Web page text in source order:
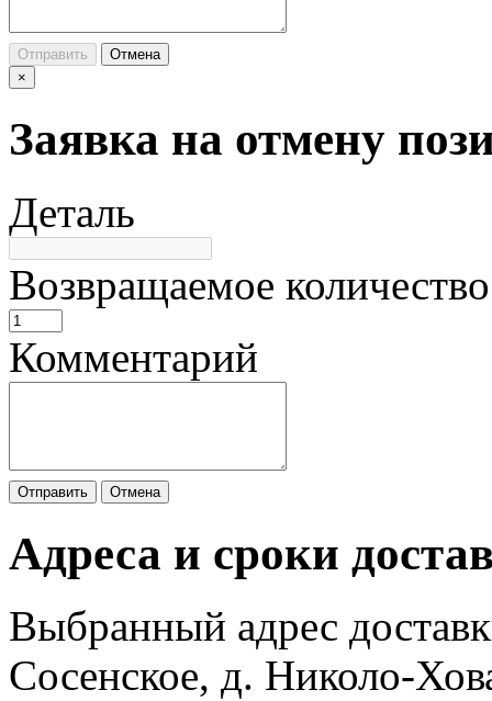
Отправить
Отмена
×
Заявка на отмену
Деталь
Возвращаемое количество
Комментарий
Отправить Отмена
Адреса и сроки
Выбранный адрес
Сосенское, д. Николо-